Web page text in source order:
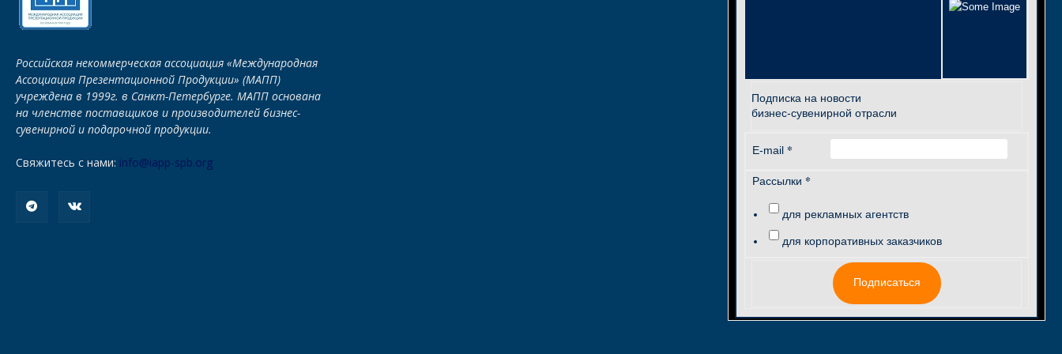
Российская некоммерческая ассоциация «Международная
Ассоциация Презентационной Продукции» (МАПП)
учреждена в 1999г. в Санкт-Петербурге. МАПП основана
на членстве поставщиков и производителей бизнес-
сувенирной и подарочной продукции.
Свяжитесь с нами: info@iapp-spb.org
Подписка на новости
бизнес-сувенирной отрасли
E-mail *
Рассылки *
для рекламных агентств
для корпоративных заказчиков
Подписаться